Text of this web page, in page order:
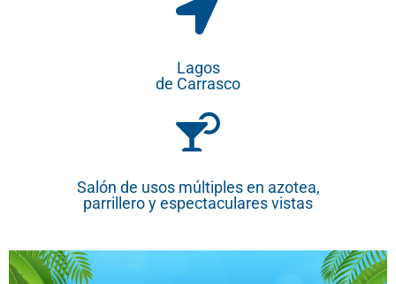
Lagos
de Carrasco
Salón de usos múltiples en azotea,
parrillero y espectaculares vistas